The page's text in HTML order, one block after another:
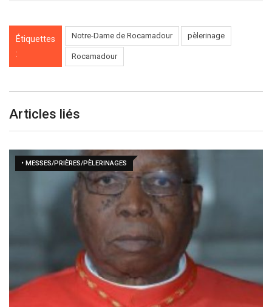
Étiquettes
:
Notre-Dame de Rocamadour pèlerinage
Rocamadour
Articles liés
• MESSES/PRIÈRES/PÈLERINAGES